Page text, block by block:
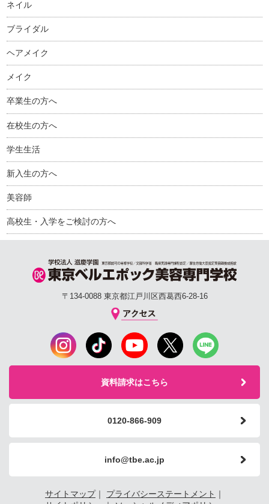
ネイル
ブライダル
ヘアメイク
メイク
卒業生の方へ
在校生の方へ
学生生活
新入生の方へ
美容師
高校生・入学をご検討の方へ
〒134-0088 東京都江戸川区西葛西6-28-16
資料請求はこちら
0120-866-909
info@tbe.ac.jp
サイトマップ｜ プライバシーステートメント ｜